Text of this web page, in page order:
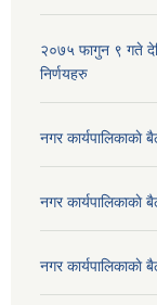
२०७५ फागुन ९ गते
निर्णयहरु
नगर
नगर
नगर